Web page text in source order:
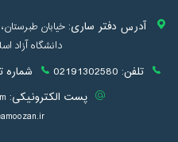
آدرس دفتر ساری:خیابان
دانشگاه آزاد
تلفن: 02191302580
پست الکترونیکی: